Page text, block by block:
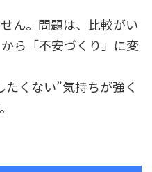
ん。問題は、比較がい
ら「不安づくり」に変
くない”気持ちが強く